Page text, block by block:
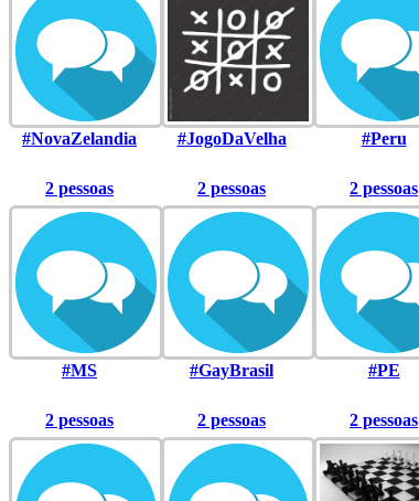
#NovaZelandia #JogoDaVelha #Peru
2 pessoas
#MS
2 pessoas
#GayBrasil
2 pessoas
#PE
2 pessoas 2 pessoas 2 pessoas